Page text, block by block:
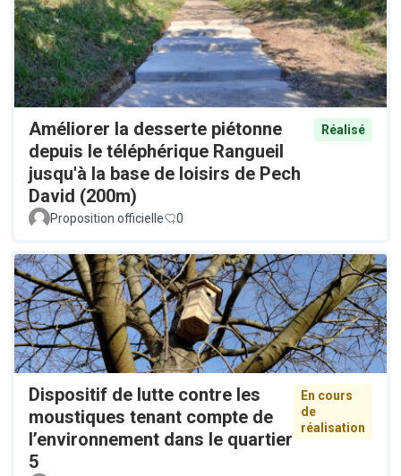
Améliorer la desserte piétonne
depuis le téléphérique Rangueil
jusqu'à la base de loisirs de Pech
David (200m)
Réalisé
Proposition officielle 0
Dispositif de lutte contre les
moustiques tenant compte de
l’environnement dans le quartier
5
En cours
de
réalisation